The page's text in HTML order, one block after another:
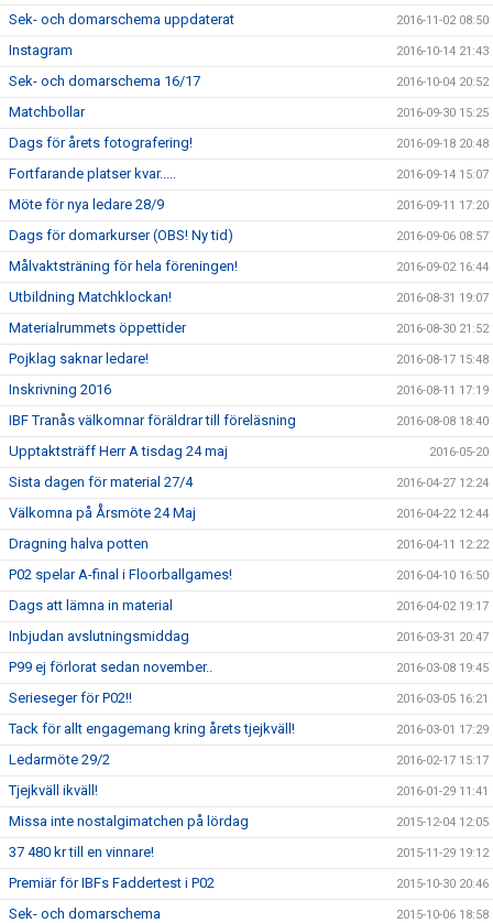
Sek- och domarschema uppdaterat 2016-11-02 08:50
Instagram 2016-10-14 21:43
Sek- och domarschema 16/17 2016-10-04 20:52
Matchbollar 2016-09-30 15:25
Dags för årets fotografering! 2016-09-18 20:48
Fortfarande platser kvar..... 2016-09-14 15:07
Möte för nya ledare 28/9 2016-09-11 17:20
Dags för domarkurser (OBS! Ny tid) 2016-09-06 08:57
Målvaktsträning för hela föreningen! 2016-09-02 16:44
Utbildning Matchklockan! 2016-08-31 19:07
Materialrummets öppettider 2016-08-30 21:52
Pojklag saknar ledare! 2016-08-17 15:48
Inskrivning 2016 2016-08-11 17:19
IBF Tranås välkomnar föräldrar till föreläsning 2016-08-08 18:40
Upptaktsträff Herr A tisdag 24 maj 2016-05-20
Sista dagen för material 27/4 2016-04-27 12:24
Välkomna på Årsmöte 24 Maj 2016-04-22 12:44
Dragning halva potten 2016-04-11 12:22
P02 spelar A-final i Floorballgames! 2016-04-10 16:50
Dags att lämna in material 2016-04-02 19:17
Inbjudan avslutningsmiddag 2016-03-31 20:47
P99 ej förlorat sedan november.. 2016-03-08 19:45
Serieseger för P02!! 2016-03-05 16:21
Tack för allt engagemang kring årets tjejkväll! 2016-03-01 17:29
Ledarmöte 29/2 2016-02-17 15:17
Tjejkväll ikväll! 2016-01-29 11:41
Missa inte nostalgimatchen på lördag 2015-12-04 12:05
37 480 kr till en vinnare! 2015-11-29 19:12
Premiär för IBFs Faddertest i P02 2015-10-30 20:46
Sek- och domarschema 2015-10-06 18:58